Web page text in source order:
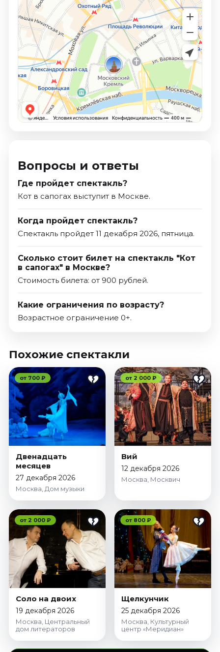
Вопросы и ответы
Где пройдет спектакль?
Кот в сапогах выступит в Москве.
Когда пройдет спектакль?
Спектакль пройдет 11 декабря 2026, пятница.
Сколько стоит билет на спектакль "Кот
в сапогах" в Москве?
Стоимость билета: от 900 рублей.
Какие ограничения по возрасту?
Возрастное ограничение 0+.
Похожие спектакли
от 700 ₽
Двенадцать
месяцев
27 декабря 2026
Москва, Дом музыки
от 2 000 ₽
Вий
12 декабря 2026
Москва, Москвич
от 2 000 ₽
Соло на двоих
19 декабря 2026
Москва, Центральный
дом литераторов
от 800 ₽
Щелкунчик
25 декабря 2026
Москва, Культурный
центр «Меридиан»